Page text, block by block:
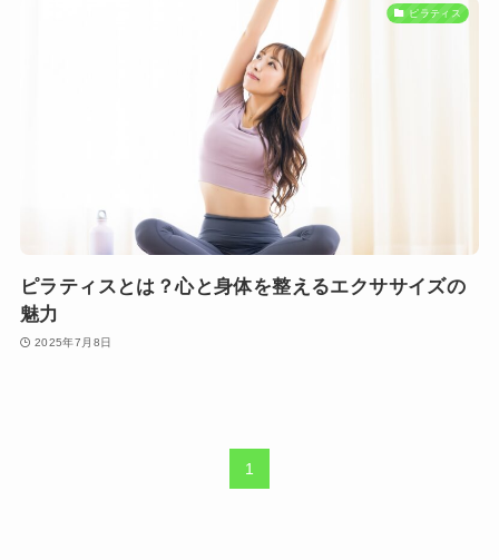
ピラティス
ピラティスとは？心と身体を整えるエクササイズの
魅力
2025年7月8日
1